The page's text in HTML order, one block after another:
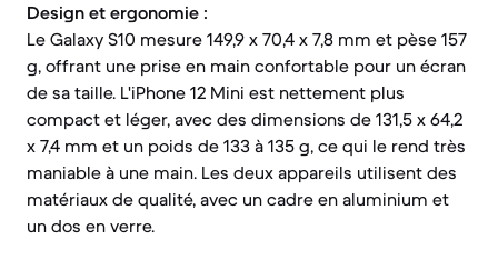
Design et ergonomie :
Le Galaxy S10 mesure 149,9 x 70,4 x 7,8 mm et pèse 157
g, offrant une prise en main confortable pour un écran
de sa taille. L'iPhone 12 Mini est nettement plus
compact et léger, avec des dimensions de 131,5 x 64,2
x 7,4 mm et un poids de 133 à 135 g, ce qui le rend très
maniable à une main. Les deux appareils utilisent des
matériaux de qualité, avec un cadre en aluminium et
un dos en verre.